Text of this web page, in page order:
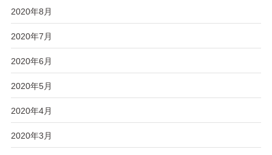
2020年8月
2020年7月
2020年6月
2020年5月
2020年4月
2020年3月